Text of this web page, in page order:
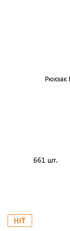
Рюкзак
661 шт.